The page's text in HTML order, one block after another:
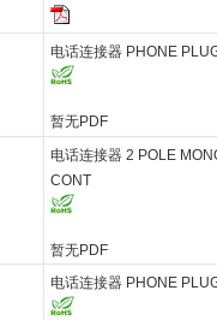
电话连接器 PHONE
暂无PDF
电话连接器 2 POLE
CONT
暂无PDF
电话连接器 PHONE